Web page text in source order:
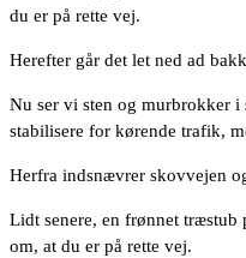
du er på rette vej.
Herefter går det let ned ad
Nu ser vi sten og murbrokker
stabilisere for kørende trafik,
Herfra indsnævrer skovvejen
Lidt senere, en frønnet
om, at du er på rette vej.